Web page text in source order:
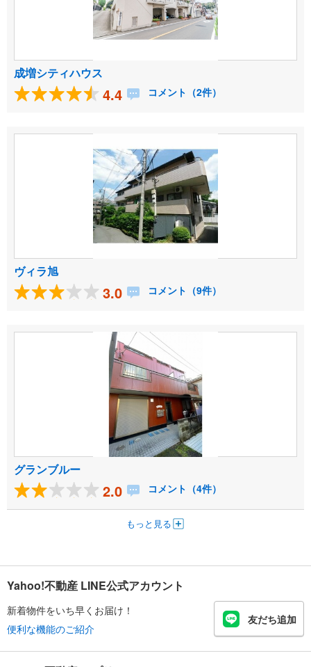
成増シティハウス
4.4 コメント（2件）
ヴィラ旭
3.0 コメント（9件）
グランブルー
2.0 コメント（4件）
もっと見る
Yahoo!不動産 LINE公式アカウント
新着物件をいち早くお届け！
便利な機能のご紹介
友だち追加